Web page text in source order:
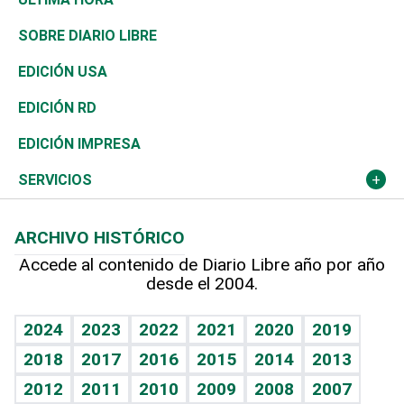
José Boquete
Reportajes
Asia
África
Ocenanía
Caribe
Resto del mundo
Consumo
Vivienda
Telecom.
Global y variable
Economía personal
Belleza
Buena Vida
Sociales
Novedades
Podcast Arte Libre
Hablando con el pediatra
Vida y familia
Eñe
Celebrando la vida
Golf
Ciclismo
Tenis
Olimpismo
Más deportes
Línea de hit
TBT Deportivo
De buena tinta
En Directo
El Espía
Noticiero Poteleche
Columnistas
Más firmas
Clima
Tecnología
Historia
Martes de tecnología
Cambio climático
Mundo
Economía
Revista
Deportes
Opinión
Hecho en casa
Guía del dinero
SOBRE DIARIO LIBRE
EDICIÓN USA
EDICIÓN RD
EDICIÓN IMPRESA
SERVICIOS
Cumpleaños
Horóscopos
Crucigramas
ARCHIVO HISTÓRICO
Accede al contenido de Diario Libre año por año
desde el 2004.
2024 2023 2022 2021 2020
2019
2018
2017 2016 2015 2014
2013
2012
2011 2010 2009 2008 2007